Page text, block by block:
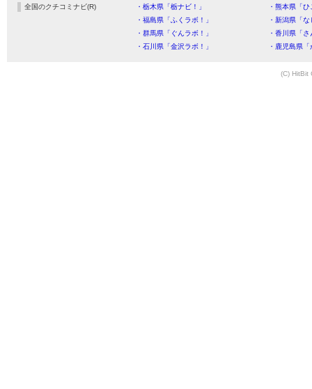
全国のクチコミナビ(R) ・栃木県「栃ナビ！」
・熊本県「
・福島県「ふくラボ！」
・新潟県「
・群馬県「ぐんラボ！」
・香川県「
・石川県「金沢ラボ！」
・鹿児島県
(C) HitBit